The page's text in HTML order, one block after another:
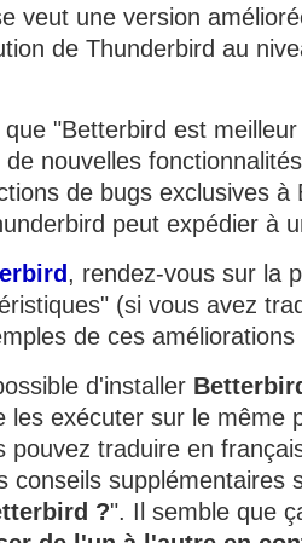
veut une version
de Thunderbird au
"Betterbird est
nouvelles
de bugs exclusives
peut expédier à
, rendez-vous sur la
(si vous avez
de ces
d'installer
les exécuter sur le même
pouvez traduire en
conseils supplémentaires
?". Il semble que